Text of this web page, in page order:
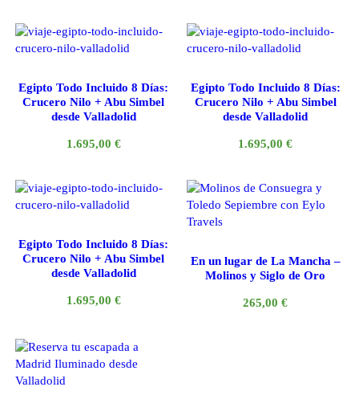
Egipto Todo Incluido 8 Días:
Crucero Nilo + Abu Simbel
desde Valladolid
1.695,00 €
Egipto Todo Incluido 8 Días:
Crucero Nilo + Abu Simbel
desde Valladolid
1.695,00€
Egipto Todo Incluido 8 Días:
Crucero Nilo + Abu Simbel
desde Valladolid
1.695,00 €
En un lugar de La Mancha –
Molinos y Siglo de Oro
265,00€